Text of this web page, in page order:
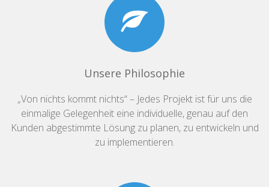
Unsere Philosophie
„Von nichts kommt nichts“ – Jedes Projekt ist für uns die
einmalige Gelegenheit eine individuelle, genau auf den
Kunden abgestimmte Lösung zu planen, zu entwickeln und
zu implementieren.